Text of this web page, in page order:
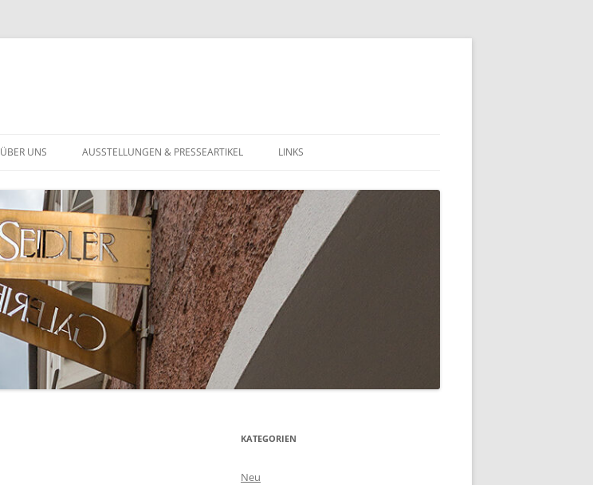
GOLDSCHMUCK
SILBERSCHMUCK
BAKELIT -UND MODESCHMUCK
ÜBER UNS AUSSTELLUNGEN & PRESSEARTIKEL LINKS
KATEGORIEN
Neu